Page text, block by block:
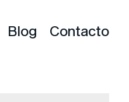
Blog Contacto